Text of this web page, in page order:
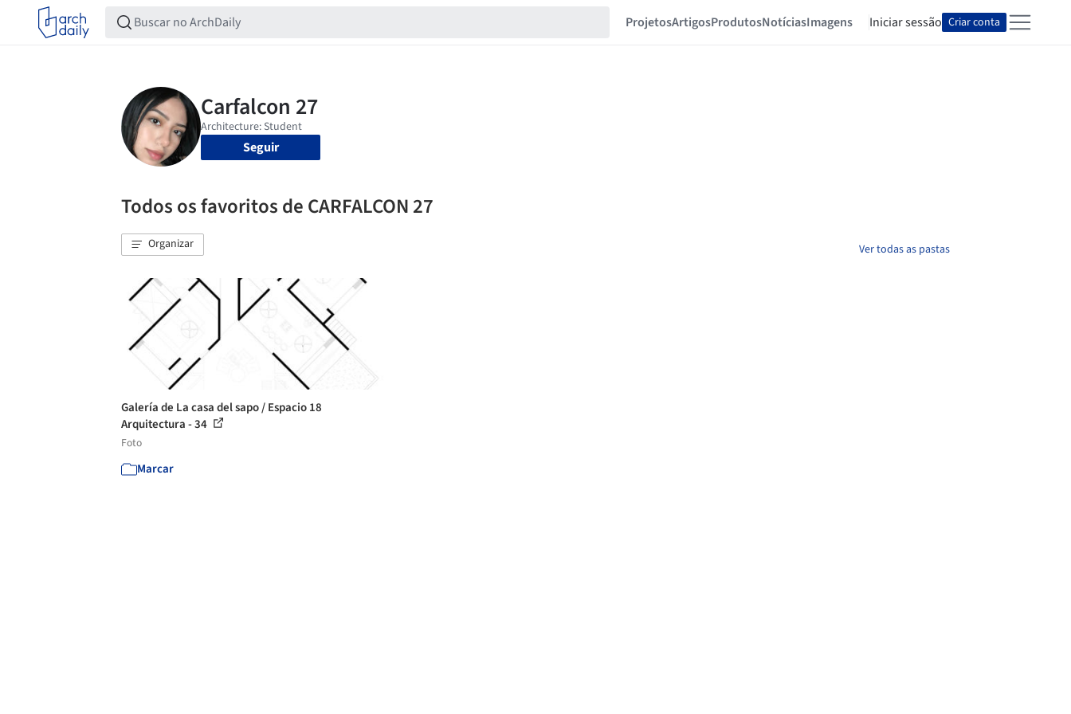
ProjetosArtigosProdutosNotíciasImagens Iniciar sessão Criar conta
Seguir
Todos os favoritos de CARFALCON 27
Organizar Ver todas as pastas
Galería de La casa del sapo / Espacio 18
Arquitectura - 34
Foto
Marcar